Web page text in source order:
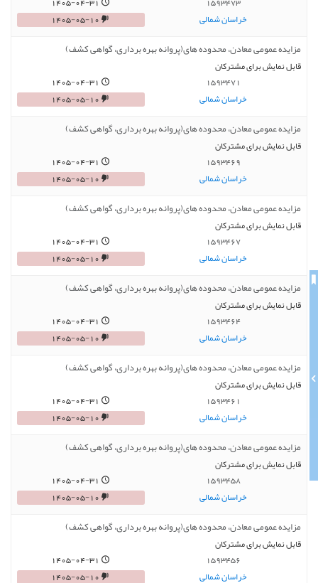
1593473
خراسان شمالی
1405-04-31
1405-05-10
مزایده عمومی معادن، محدوده های(پروانه بهره برداری، گواهی کشف)
قابل نمایش برای مشترکان
1593471
خراسان شمالی
1405-04-31
1405-05-10
مزایده عمومی معادن، محدوده های(پروانه بهره برداری، گواهی کشف)
قابل نمایش برای مشترکان
1593469
خراسان شمالی
1405-04-31
1405-05-10
مزایده عمومی معادن، محدوده های(پروانه بهره برداری، گواهی کشف)
قابل نمایش برای مشترکان
1593467
خراسان شمالی
1405-04-31
1405-05-10
مزایده عمومی معادن، محدوده های(پروانه بهره برداری، گواهی کشف)
قابل نمایش برای مشترکان
1593464
خراسان شمالی
1405-04-31
1405-05-10
مزایده عمومی معادن، محدوده های(پروانه بهره برداری، گواهی کشف)
قابل نمایش برای مشترکان
1593461
خراسان شمالی
1405-04-31
1405-05-10
مزایده عمومی معادن، محدوده های(پروانه بهره برداری، گواهی کشف)
قابل نمایش برای مشترکان
1593458
خراسان شمالی
1405-04-31
1405-05-10
مزایده عمومی معادن، محدوده های(پروانه بهره برداری، گواهی کشف)
قابل نمایش برای مشترکان
1593456
خراسان شمالی
1405-04-31
1405-05-10